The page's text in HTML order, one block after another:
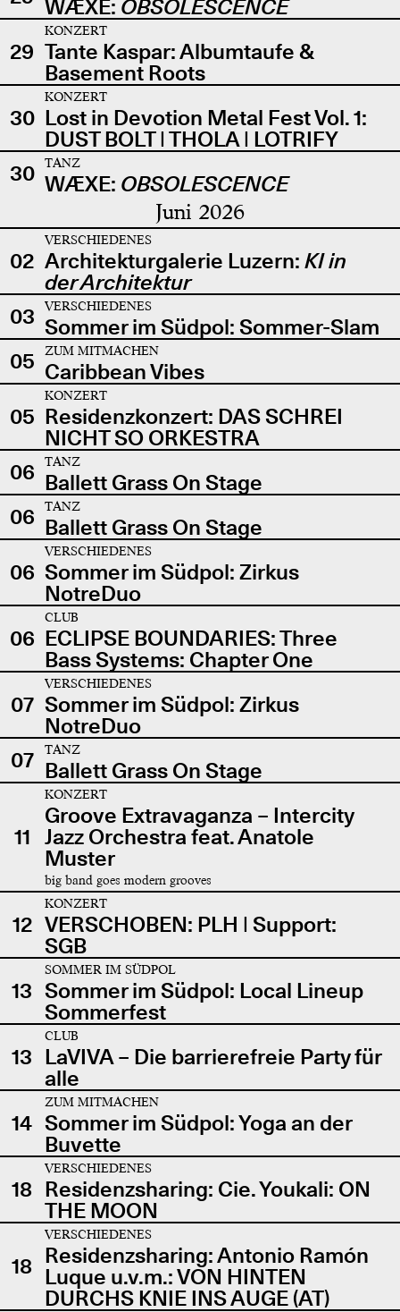
WÆXE: OBSOLESCENCE
29
KONZERT
Tante Kaspar: Albumtaufe &
Basement Roots
30
KONZERT
Lost in Devotion Metal Fest Vol. 1:
DUST BOLT | THOLA | LOTRIFY
30
TANZ
WÆXE: OBSOLESCENCE
Juni 2026
02
VERSCHIEDENES
Architekturgalerie Luzern: KI in
der Architektur
03
VERSCHIEDENES
Sommer im Südpol: Sommer-Slam
05
ZUM MITMACHEN
Caribbean Vibes
05
KONZERT
Residenzkonzert: DAS SCHREI
NICHT SO ORKESTRA
06
TANZ
Ballett Grass On Stage
06
TANZ
Ballett Grass On Stage
06
VERSCHIEDENES
Sommer im Südpol: Zirkus
NotreDuo
06
CLUB
ECLIPSE BOUNDARIES: Three
Bass Systems: Chapter One
07
VERSCHIEDENES
Sommer im Südpol: Zirkus
NotreDuo
07
TANZ
Ballett Grass On Stage
11
KONZERT
Groove Extravaganza – Intercity
Jazz Orchestra feat. Anatole
Muster
big band goes modern grooves
12
KONZERT
VERSCHOBEN: PLH | Support:
SGB
13
SOMMER IM SÜDPOL
Sommer im Südpol: Local Lineup
Sommerfest
13
CLUB
LaVIVA – Die barrierefreie Party für
alle
14
ZUM MITMACHEN
Sommer im Südpol: Yoga an der
Buvette
18
VERSCHIEDENES
Residenzsharing: Cie. Youkali: ON
THE MOON
18
VERSCHIEDENES
Residenzsharing: Antonio Ramón
Luque u.v.m.: VON HINTEN
DURCHS KNIE INS AUGE (AT)